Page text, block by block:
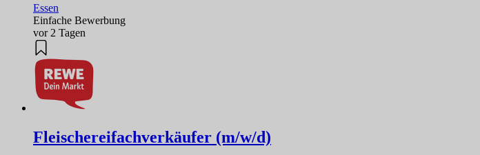
Essen
Einfache Bewerbung
vor 2 Tagen
Fleischereifachverkäufer (m/w/d)